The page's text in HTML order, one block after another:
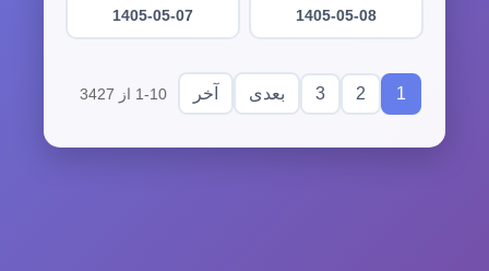
1405-05-08
1405-05-07
1
2
3 بعدی آخر 1-10 از 3427